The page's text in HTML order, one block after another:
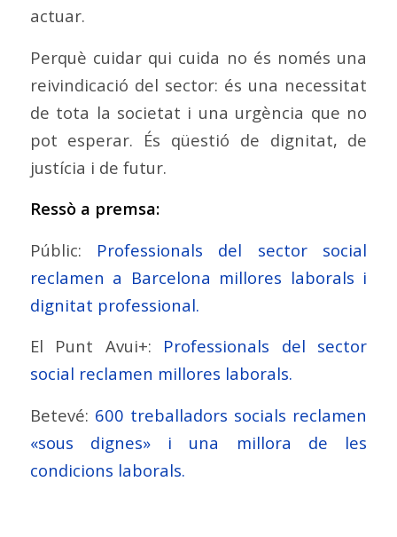
actuar.
Perquè cuidar qui cuida no és només una
reivindicació del sector: és una necessitat
de tota la societat i una urgència que no
pot esperar. És qüestió de dignitat, de
justícia i de futur.
Ressò a premsa:
Públic: Professionals del sector social
reclamen a Barcelona millores laborals i
dignitat professional.
El Punt Avui+: Professionals del sector
social reclamen millores laborals.
Betevé: 600 treballadors socials reclamen
«sous dignes» i una millora de les
condicions laborals.